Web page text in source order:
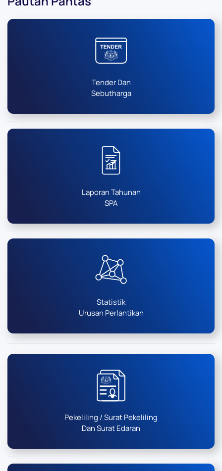
Tender Dan
Sebutharga
Laporan Tahunan
SPA
Statistik
Urusan Perlantikan
Pekeliling / Surat Pekeliling
Dan Surat Edaran